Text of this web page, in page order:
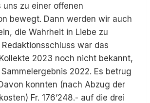
uns zu einer offenen
bewegt. Dann werden wir auch
die Wahrheit in Liebe zu
Redaktionsschluss war das
2023 noch nicht bekannt,
2022. Es betrug
konnten (nach Abzug der
Fr. 176’248.- auf die drei